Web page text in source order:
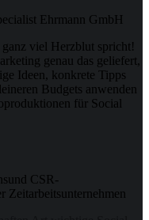
Ehrmann GmbH
viel Herzblut spricht!
genau das geliefert,
Ideen, konkrete Tipps
Budgets anwenden
für Social
CSR-
Zeitarbeitsunternehmen